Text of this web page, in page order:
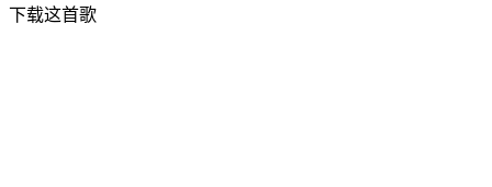
下载这首歌